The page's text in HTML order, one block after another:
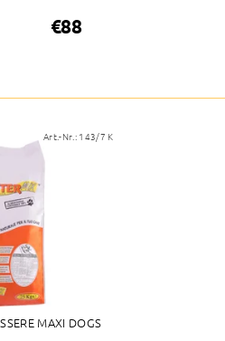
€88
Art.-Nr.: 143/7 K
MAXI DOGS